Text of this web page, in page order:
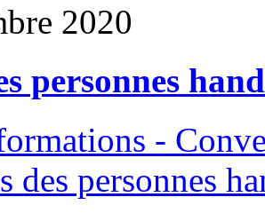
2020
personnes
-
des personnes